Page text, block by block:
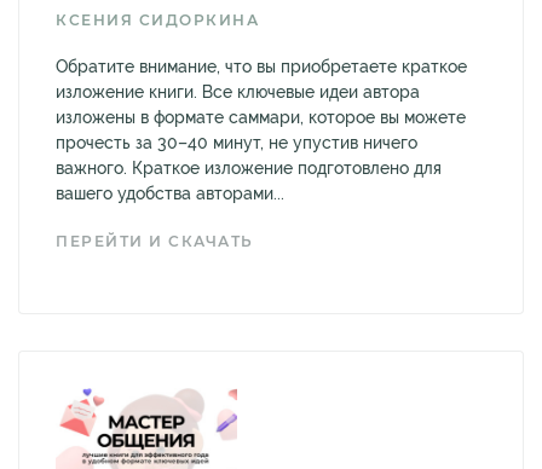
КСЕНИЯ СИДОРКИНА
Обратите внимание, что вы приобретаете краткое
изложение книги. Все ключевые идеи автора
изложены в формате саммари, которое вы можете
прочесть за 30–40 минут, не упустив ничего
важного. Краткое изложение подготовлено для
вашего удобства авторами...
ПЕРЕЙТИ И СКАЧАТЬ